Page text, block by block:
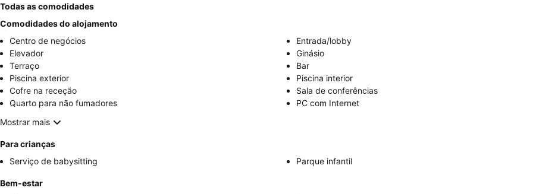
Todas as comodidades
Comodidades do alojamento
Centro de negócios
Entrada/lobby
Elevador
Ginásio
Terraço
Bar
Piscina exterior
Piscina interior
Cofre na receção
Sala de conferências
Quarto para não fumadores
PC com Internet
Mostrar mais
Para crianças
Serviço de babysitting
Parque infantil
Bem-estar